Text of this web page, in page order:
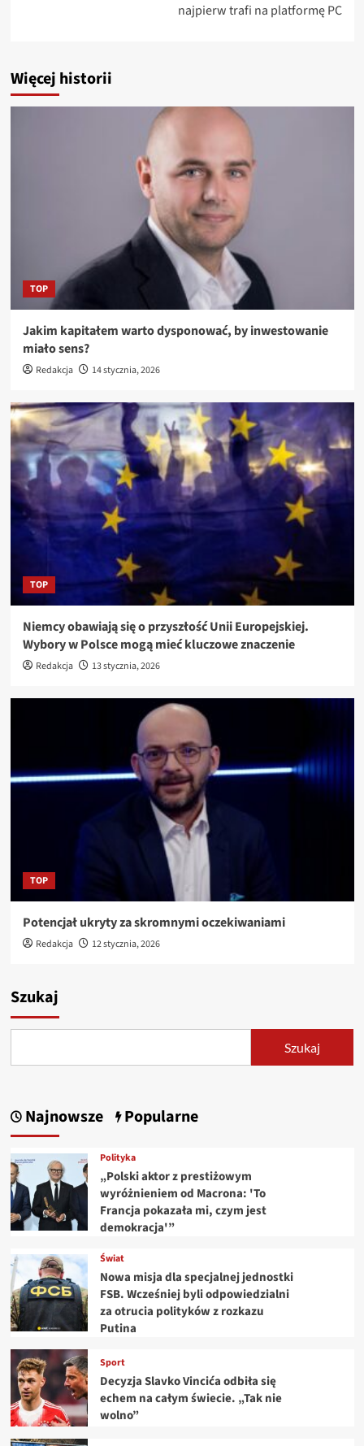
najpierw trafi na platformę PC
Więcej historii
TOP
Jakim kapitałem warto dysponować, by inwestowanie
miało sens?
Redakcja 14 stycznia, 2026
TOP
Niemcy obawiają się o przyszłość Unii Europejskiej.
Wybory w Polsce mogą mieć kluczowe znaczenie
Redakcja 13 stycznia, 2026
TOP
Potencjał ukryty za skromnymi oczekiwaniami
Redakcja 12 stycznia, 2026
Szukaj
Szukaj
Najnowsze Popularne
Polityka
„Polski aktor z prestiżowym
wyróżnieniem od Macrona: 'To
Francja pokazała mi, czym jest
demokracja'”
Świat
Nowa misja dla specjalnej jednostki
FSB. Wcześniej byli odpowiedzialni
za otrucia polityków z rozkazu
Putina
Sport
Decyzja Slavko Vincića odbiła się
echem na całym świecie. „Tak nie
wolno”